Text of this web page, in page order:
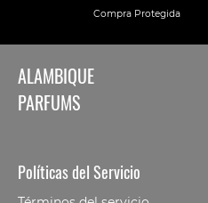
Compra Protegida
ALAMBIQUE
PARFUMS
Políticas del Servicio